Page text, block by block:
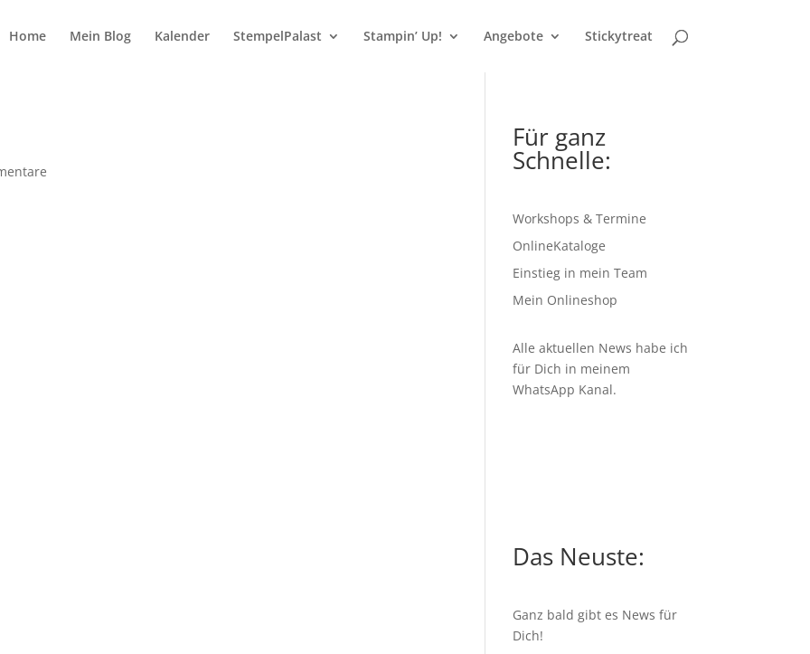
Home Mein Blog Kalender StempelPalast Stampin’ Up! Angebote Stickytreat
Für ganz
Schnelle:
Workshops & Termine
OnlineKataloge
Einstieg in mein Team
Mein Onlineshop
Alle aktuellen News habe ich
für Dich in meinem
WhatsApp Kanal.
Das Neuste:
Ganz bald gibt es News für
Dich!